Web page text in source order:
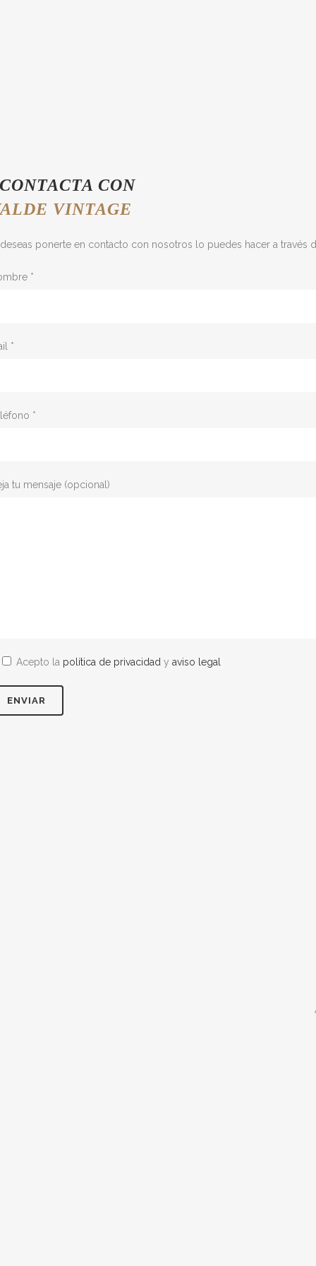
CONTACTA CON
VINTAGE
ponerte en contacto con nosotros lo puedes hacer a través
*
*
*
tu mensaje (opcional)
Acepto la política de privacidad y aviso legal